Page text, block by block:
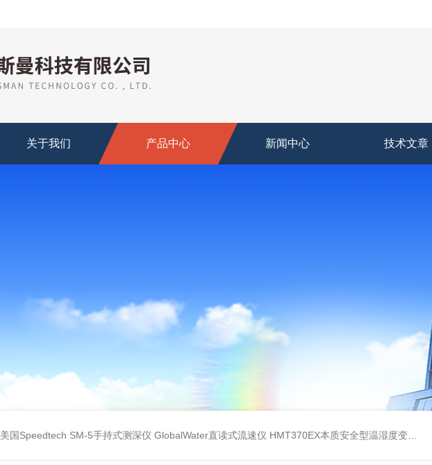
关于我们 产品中心 新闻中心 技术文章
美国Speedtech SM-5手持式测深仪 GlobalWater直读式流速仪 HMT370EX本质安全型温湿度变送器系列 适用于 0 区和 20 区